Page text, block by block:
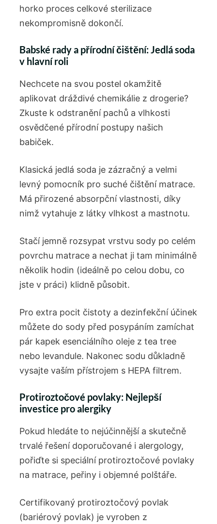
horko proces celkové sterilizace
nekompromisně dokončí.
Babské rady a přírodní čištění: Jedlá soda
v hlavní roli
Nechcete na svou postel okamžitě
aplikovat dráždivé chemikálie z drogerie?
Zkuste k odstranění pachů a vlhkosti
osvědčené přírodní postupy našich
babiček.
Klasická jedlá soda je zázračný a velmi
levný pomocník pro suché čištění matrace.
Má přirozené absorpční vlastnosti, díky
nimž vytahuje z látky vlhkost a mastnotu.
Stačí jemně rozsypat vrstvu sody po celém
povrchu matrace a nechat ji tam minimálně
několik hodin (ideálně po celou dobu, co
jste v práci) klidně působit.
Pro extra pocit čistoty a dezinfekční účinek
můžete do sody před posypáním zamíchat
pár kapek esenciálního oleje z tea tree
nebo levandule. Nakonec sodu důkladně
vysajte vaším přístrojem s HEPA filtrem.
Protiroztočové povlaky: Nejlepší
investice pro alergiky
Pokud hledáte to nejúčinnější a skutečně
trvalé řešení doporučované i alergology,
pořiďte si speciální protiroztočové povlaky
na matrace, peřiny i objemné polštáře.
Certifikovaný protiroztočový povlak
(bariérový povlak) je vyroben z